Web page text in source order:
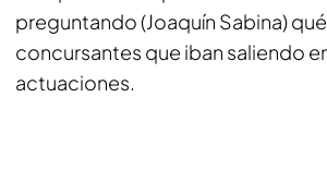
preguntando (Joaquín Sabina)
concursantes que iban saliendo
actuaciones.